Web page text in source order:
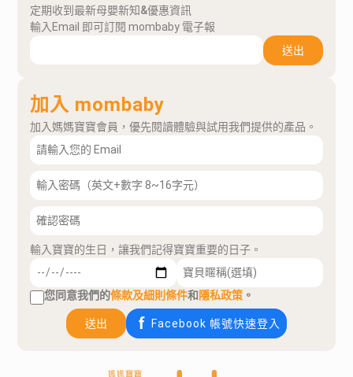
定期收到最新母嬰新知&優惠資訊
輸入Email 即可訂閱 mombaby 電子報
送出
加入 mombaby
加入媽媽寶寶會員，優先閱讀體驗與試用我們提供的產品。
輸入寶寶的生日，讓我們記得寶寶重要的日子。
您同意我們的條款及細則條件和隱私政策 。
送出 Facebook 帳號快速登入